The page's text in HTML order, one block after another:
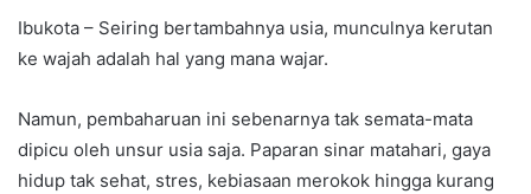
Ibukota – Seiring bertambahnya usia, munculnya kerutan
ke wajah adalah hal yang mana wajar.
Namun, pembaharuan ini sebenarnya tak semata-mata
dipicu oleh unsur usia saja. Paparan sinar matahari, gaya
hidup tak sehat, stres, kebiasaan merokok hingga kurang